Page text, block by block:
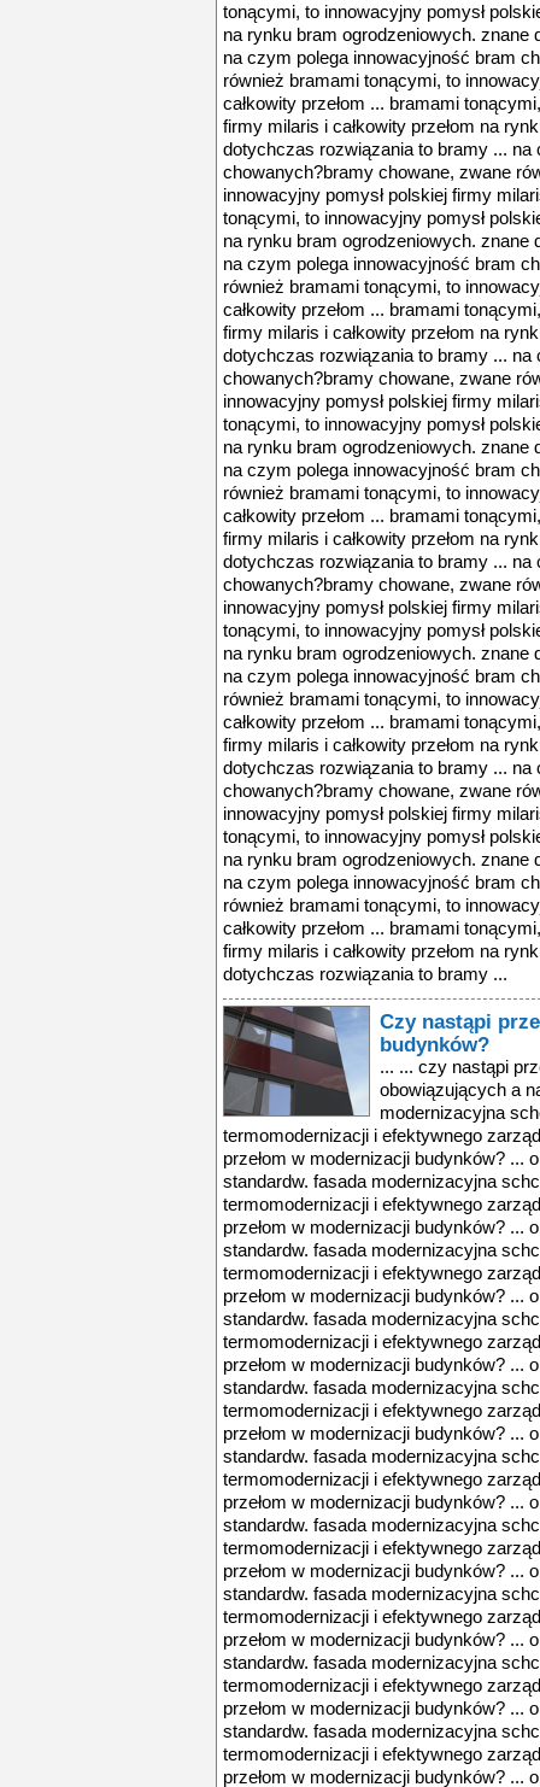
tonącymi, to innowacyjny pomysł
na rynku bram ogrodzeniowych.
na czym polega innowacyjność bram
również bramami tonącymi, to
całkowity przełom ... bramami
firmy milaris i całkowity przełom na
dotychczas rozwiązania to bramy ...
chowanych?bramy chowane, zwane
innowacyjny pomysł polskiej firmy
tonącymi, to innowacyjny pomysł
na rynku bram ogrodzeniowych.
na czym polega innowacyjność bram
również bramami tonącymi, to
całkowity przełom ... bramami
firmy milaris i całkowity przełom na
dotychczas rozwiązania to bramy ...
chowanych?bramy chowane, zwane
innowacyjny pomysł polskiej firmy
tonącymi, to innowacyjny pomysł
na rynku bram ogrodzeniowych.
na czym polega innowacyjność bram
również bramami tonącymi, to
całkowity przełom ... bramami
firmy milaris i całkowity przełom na
dotychczas rozwiązania to bramy ...
chowanych?bramy chowane, zwane
innowacyjny pomysł polskiej firmy
tonącymi, to innowacyjny pomysł
na rynku bram ogrodzeniowych.
na czym polega innowacyjność bram
również bramami tonącymi, to
całkowity przełom ... bramami
firmy milaris i całkowity przełom na
dotychczas rozwiązania to bramy ...
chowanych?bramy chowane, zwane
innowacyjny pomysł polskiej firmy
tonącymi, to innowacyjny pomysł
na rynku bram ogrodzeniowych.
na czym polega innowacyjność bram
również bramami tonącymi, to
całkowity przełom ... bramami
firmy milaris i całkowity przełom na
dotychczas rozwiązania to bramy ...
Czy nastąpi
budynków?
... ... czy nastąpi
obowiązujących a
modernizacyjna
termomodernizacji i efektywnego
przełom w modernizacji budynków? ...
standardw. fasada modernizacyjna
termomodernizacji i efektywnego
przełom w modernizacji budynków? ...
standardw. fasada modernizacyjna
termomodernizacji i efektywnego
przełom w modernizacji budynków? ...
standardw. fasada modernizacyjna
termomodernizacji i efektywnego
przełom w modernizacji budynków? ...
standardw. fasada modernizacyjna
termomodernizacji i efektywnego
przełom w modernizacji budynków? ...
standardw. fasada modernizacyjna
termomodernizacji i efektywnego
przełom w modernizacji budynków? ...
standardw. fasada modernizacyjna
termomodernizacji i efektywnego
przełom w modernizacji budynków? ...
standardw. fasada modernizacyjna
termomodernizacji i efektywnego
przełom w modernizacji budynków? ...
standardw. fasada modernizacyjna
termomodernizacji i efektywnego
przełom w modernizacji budynków? ...
standardw. fasada modernizacyjna
termomodernizacji i efektywnego
przełom w modernizacji budynków? ...